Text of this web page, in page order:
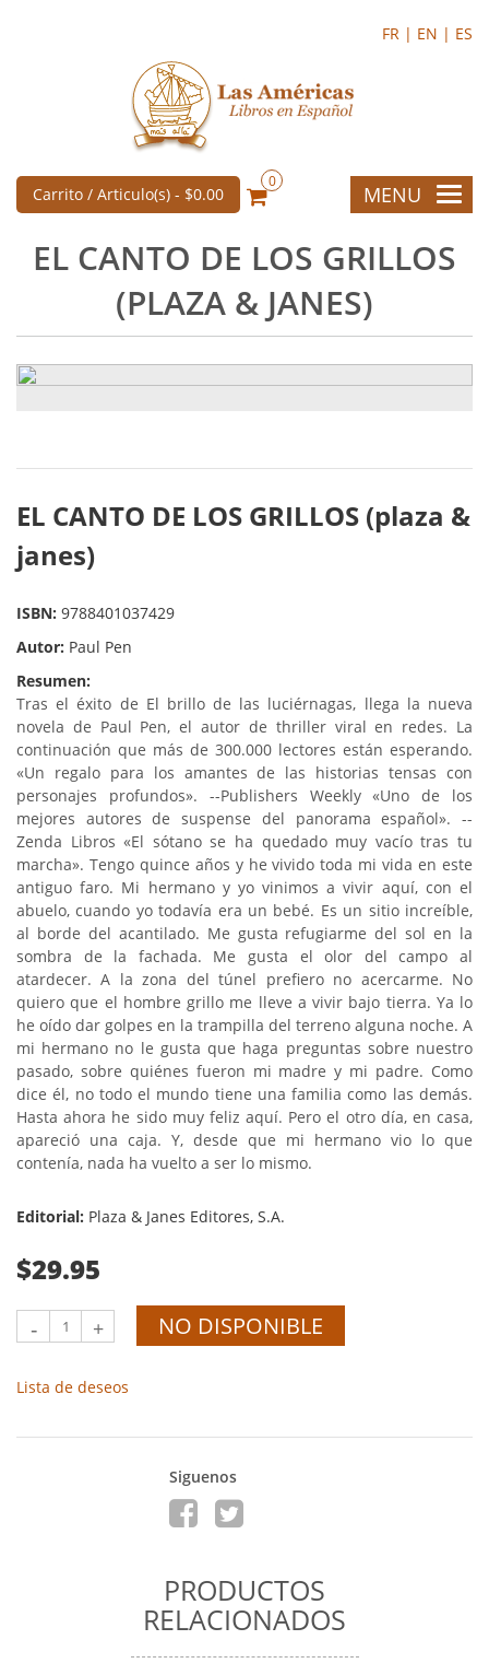
FR | EN | ES
Carrito / Articulo(s) - $0.00
0
MENU
EL CANTO DE LOS GRILLOS
(PLAZA & JANES)
EL CANTO DE LOS GRILLOS (plaza &
janes)
ISBN: 9788401037429
Autor: Paul Pen
Resumen:
Tras el éxito de El brillo de las luciérnagas, llega la nueva
novela de Paul Pen, el autor de thriller viral en redes. La
continuación que más de 300.000 lectores están esperando.
«Un regalo para los amantes de las historias tensas con
personajes profundos». --Publishers Weekly «Uno de los
mejores autores de suspense del panorama español». --
Zenda Libros «El sótano se ha quedado muy vacío tras tu
marcha». Tengo quince años y he vivido toda mi vida en este
antiguo faro. Mi hermano y yo vinimos a vivir aquí, con el
abuelo, cuando yo todavía era un bebé. Es un sitio increíble,
al borde del acantilado. Me gusta refugiarme del sol en la
sombra de la fachada. Me gusta el olor del campo al
atardecer. A la zona del túnel prefiero no acercarme. No
quiero que el hombre grillo me lleve a vivir bajo tierra. Ya lo
he oído dar golpes en la trampilla del terreno alguna noche. A
mi hermano no le gusta que haga preguntas sobre nuestro
pasado, sobre quiénes fueron mi madre y mi padre. Como
dice él, no todo el mundo tiene una familia como las demás.
Hasta ahora he sido muy feliz aquí. Pero el otro día, en casa,
apareció una caja. Y, desde que mi hermano vio lo que
contenía, nada ha vuelto a ser lo mismo.
Editorial: Plaza & Janes Editores, S.A.
$29.95
- + NO DISPONIBLE
Lista de deseos
Siguenos
PRODUCTOS
RELACIONADOS